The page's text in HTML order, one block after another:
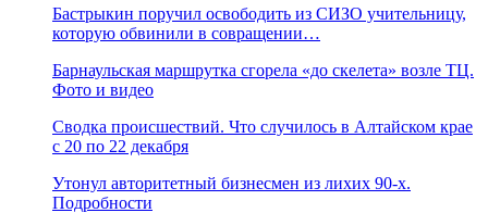
Бастрыкин поручил освободить из СИЗО учительницу,
которую обвинили в совращении…
Барнаульская маршрутка сгорела «до скелета» возле ТЦ.
Фото и видео
Сводка происшествий. Что случилось в Алтайском крае
с 20 по 22 декабря
Утонул авторитетный бизнесмен из лихих 90-х.
Подробности